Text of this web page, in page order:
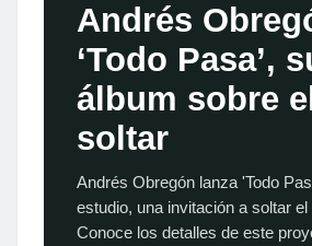
Andrés
‘Todo Pasa’,
álbum sobre
soltar
Andrés Obregón lanza 'Todo
estudio, una invitación a soltar
Conoce los detalles de este